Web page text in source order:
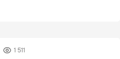
1 511